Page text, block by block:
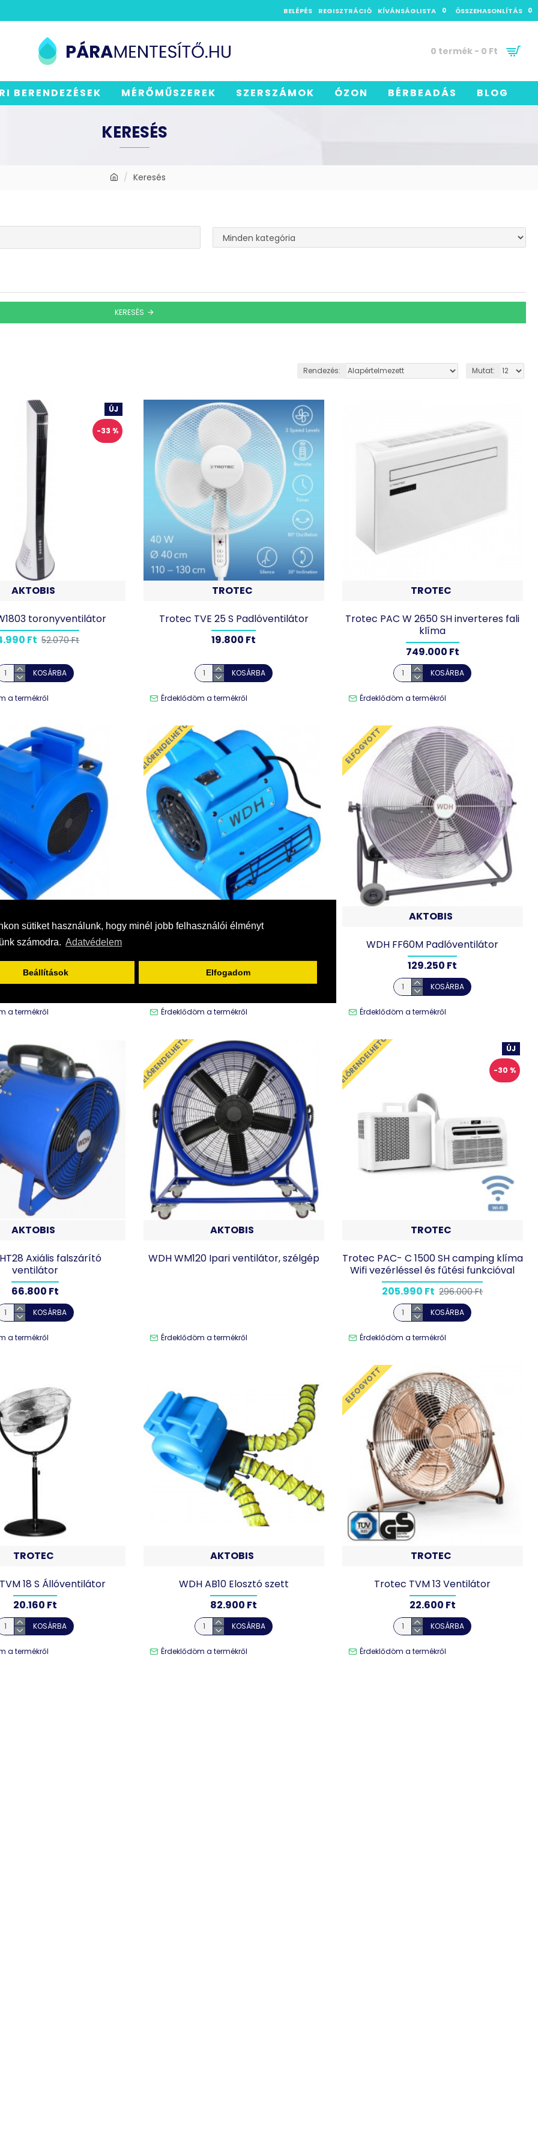
sütiket használunk, hogy minél jobb felhasználói élményt
számodra. Adatvédelem
Beállítások Elfogadom
BELÉPÉS REGISZTRÁCIÓ KÍVÁNSÁGLISTA 0 ÖSSZEHASONLÍTÁS 0
0 termék - 0 Ft
BERENDEZÉSEK MÉRŐMŰSZEREK SZERSZÁMOK ÓZON BÉRBEADÁS BLOG
Keresés
KERESÉS
KERESÉS
Rendezés: Mutat:
ÚJ
-33 %
AKTOBIS
toronyventilátor
Ft 52.070 Ft
KOSÁRBA
a termékről
TROTEC
Trotec TVE 25 S Padlóventilátor
19.800 Ft
KOSÁRBA
Érdeklődöm a termékről
TROTEC
Trotec PAC W 2650 SH inverteres fali
klíma
749.000 Ft
KOSÁRBA
Érdeklődöm a termékről
Radiális falszárító ventilátor
105.600 Ft
KOSÁRBA
a termékről
ELŐRENDELHETŐ
48.990 Ft
KOSÁRBA
Érdeklődöm a termékről
ELFOGYOTT
AKTOBIS
WDH FF60M Padlóventilátor
129.250 Ft
KOSÁRBA
Érdeklődöm a termékről
AKTOBIS
Axiális falszárító
ventilátor
66.800 Ft
KOSÁRBA
a termékről
ELŐRENDELHETŐ
AKTOBIS
WDH WM120 Ipari ventilátor, szélgép
Érdeklődöm a termékről
ÚJ
-30 %
ELŐRENDELHETŐ
TROTEC
Trotec PAC- C 1500 SH camping klíma
Wifi vezérléssel és fűtési funkcióval
205.990 Ft 296.000 Ft
KOSÁRBA
Érdeklődöm a termékről
TROTEC
18 S Állóventilátor
20.160 Ft
KOSÁRBA
a termékről
AKTOBIS
WDH AB10 Elosztó szett
82.900 Ft
KOSÁRBA
Érdeklődöm a termékről
ELFOGYOTT
TROTEC
Trotec TVM 13 Ventilátor
22.600 Ft
KOSÁRBA
Érdeklődöm a termékről